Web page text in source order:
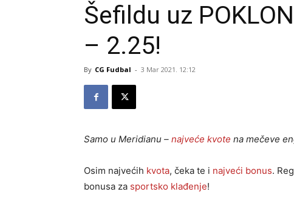
Šefildu uz
– 2.25!
By CG Fudbal - 3 Mar 2021. 12:12
Samo u Meridianu – najveće kvote na mečeve
Osim najvećih kvota, čeka te i najveći bonus.
bonusa za sportsko klađenje!